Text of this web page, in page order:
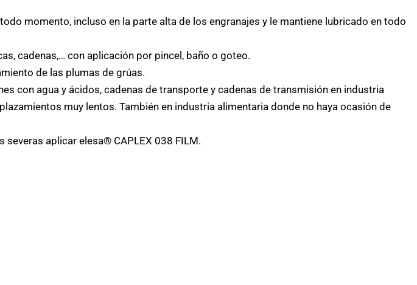
momento, incluso en la parte alta de los engranajes y le mantiene lubricado en todo
cadenas,… con aplicación por pincel, baño o goteo.
de las plumas de grúas.
con agua y ácidos, cadenas de transporte y cadenas de transmisión en industria
muy lentos. También en industria alimentaria donde no haya ocasión de
aplicar elesa® CAPLEX 038 FILM.